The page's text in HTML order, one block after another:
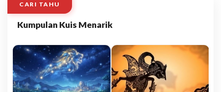
CARI TAHU
Kumpulan Kuis Menarik